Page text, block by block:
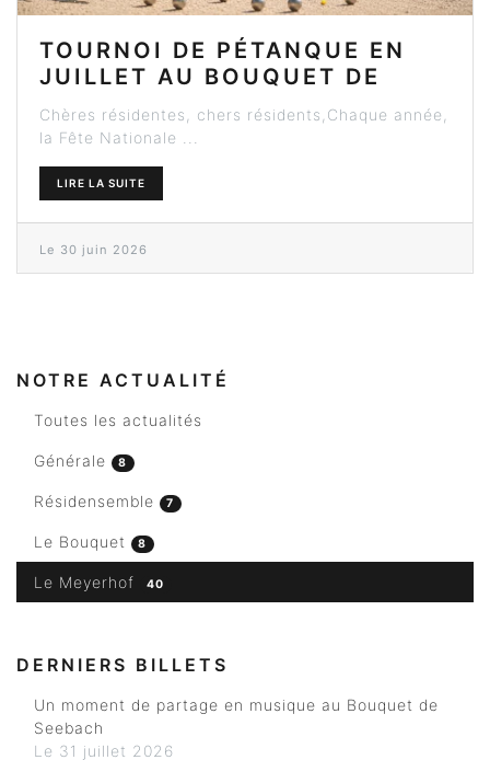
TOURNOI DE PÉTANQUE EN
JUILLET AU BOUQUET DE
SEEBACH
Chères résidentes, chers résidents,Chaque année,
la Fête Nationale ...
LIRE LA SUITE
Le 30 juin 2026
NOTRE ACTUALITÉ
Toutes les actualités
Générale 8
Résidensemble 7
Le Bouquet 8
Le Meyerhof 40
DERNIERS BILLETS
Un moment de partage en musique au Bouquet de
Seebach
Le 31 juillet 2026